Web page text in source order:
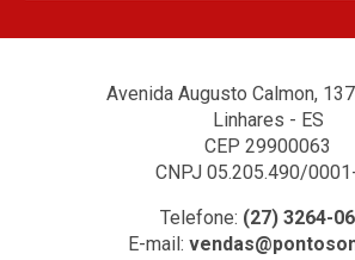
Avenida Augusto Calmon,
Linhares - ES
CEP 29900063
CNPJ 05.205.490/
Telefone: (27) 3264-
E-mail: